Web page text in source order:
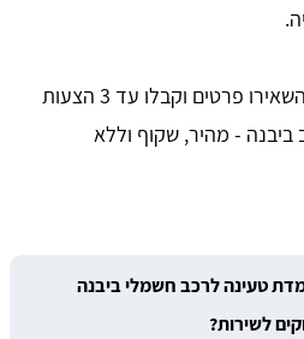
רוצים הצעת מחיר מסודרת. השאירו פרטים וקבלו עד 3 הצעות
- מהיר, שקוף וללא
טעינה לרכב חשמלי ביבנה
לשירות?